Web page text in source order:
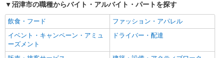
交通費支給
社会保険あり
沼津市の職種からバイト・アルバイト・パートを探す
飲食・フード
ファッション・アパレル
イベント・キャンペーン・アミュ
ーズメント
ドライバー・配達